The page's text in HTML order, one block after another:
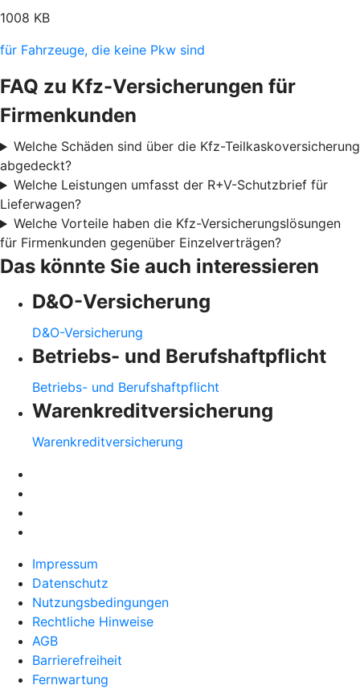
1008 KB
für Fahrzeuge, die keine Pkw sind
FAQ zu Kfz-Versicherungen für
Firmenkunden
Welche Schäden sind über die Kfz-Teilkaskoversicherung
abgedeckt?
Welche Leistungen umfasst der R+V-Schutzbrief für
Lieferwagen?
Welche Vorteile haben die Kfz-Versicherungslösungen
für Firmenkunden gegenüber Einzelverträgen?
Das könnte Sie auch interessieren
D&O-Versicherung
D&O-Versicherung
Betriebs- und Berufshaftpflicht
Betriebs- und Berufshaftpflicht
Warenkreditversicherung
Warenkreditversicherung
Impressum
Datenschutz
Nutzungsbedingungen
Rechtliche Hinweise
AGB
Barrierefreiheit
Fernwartung